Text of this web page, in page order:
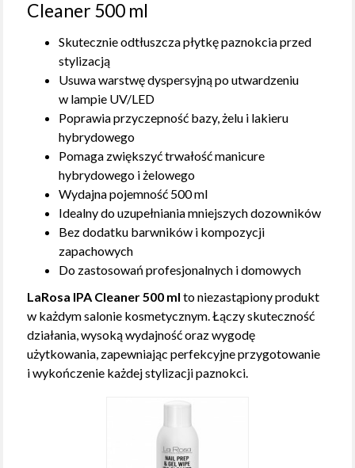
Cleaner 500 ml
Skutecznie odtłuszcza płytkę paznokcia przed
stylizacją
Usuwa warstwę dyspersyjną po utwardzeniu
w lampie UV/LED
Poprawia przyczepność bazy, żelu i lakieru
hybrydowego
Pomaga zwiększyć trwałość manicure
hybrydowego i żelowego
Wydajna pojemność 500 ml
Idealny do uzupełniania mniejszych dozowników
Bez dodatku barwników i kompozycji
zapachowych
Do zastosowań profesjonalnych i domowych
LaRosa IPA Cleaner 500 ml to niezastąpiony produkt
w każdym salonie kosmetycznym. Łączy skuteczność
działania, wysoką wydajność oraz wygodę
użytkowania, zapewniając perfekcyjne przygotowanie
i wykończenie każdej stylizacji paznokci.